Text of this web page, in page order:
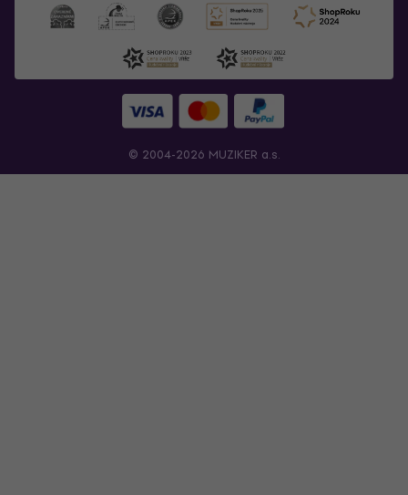
© 2004-2026 MUZIKER a.s.